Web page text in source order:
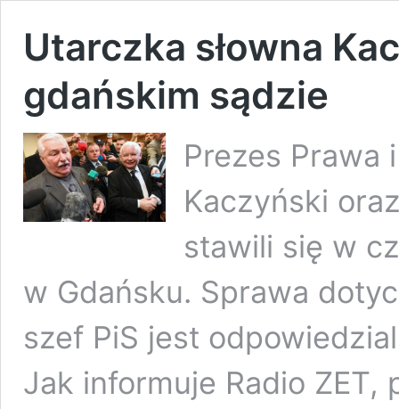
Utarczka słowna
gdańskim sądzie
Prezes Prawa
Kaczyński
stawili się w
w Gdańsku. Sprawa
szef PiS jest
Jak informuje Radio